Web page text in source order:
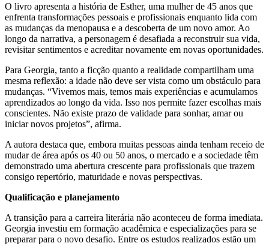
O livro apresenta a história de Esther, uma mulher de 45 anos que
enfrenta transformações pessoais e profissionais enquanto lida com
as mudanças da menopausa e a descoberta de um novo amor. Ao
longo da narrativa, a personagem é desafiada a reconstruir sua vida,
revisitar sentimentos e acreditar novamente em novas oportunidades.
Para Georgia, tanto a ficção quanto a realidade compartilham uma
mesma reflexão: a idade não deve ser vista como um obstáculo para
mudanças. “Vivemos mais, temos mais experiências e acumulamos
aprendizados ao longo da vida. Isso nos permite fazer escolhas mais
conscientes. Não existe prazo de validade para sonhar, amar ou
iniciar novos projetos”, afirma.
A autora destaca que, embora muitas pessoas ainda tenham receio de
mudar de área após os 40 ou 50 anos, o mercado e a sociedade têm
demonstrado uma abertura crescente para profissionais que trazem
consigo repertório, maturidade e novas perspectivas.
Qualificação e planejamento
A transição para a carreira literária não aconteceu de forma imediata.
Georgia investiu em formação acadêmica e especializações para se
preparar para o novo desafio. Entre os estudos realizados estão um